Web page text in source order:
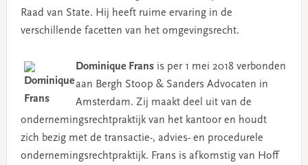
Raad van State. Hij heeft ruime ervaring in de
verschillende facetten van het omgevingsrecht.
Dominique Fransis per 1 mei 2018 verbonden
aan Bergh Stoop & Sanders Advocaten in
Amsterdam. Zij maakt deel uit van de
ondernemingsrechtpraktijk van het kantoor en houdt
zich bezig met de transactie-, advies- en procedurele
ondernemingsrechtpraktijk. Frans is afkomstig van Hoff